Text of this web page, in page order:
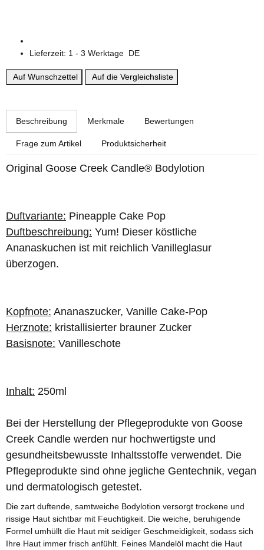
Lieferzeit: 1 - 3 Werktage DE
Auf Wunschzettel Auf die Vergleichsliste
Beschreibung Merkmale Bewertungen
Frage zum Artikel Produktsicherheit
Original Goose Creek Candle® Bodylotion
Duftvariante: Pineapple Cake Pop
Duftbeschreibung: Yum! Dieser köstliche
Ananaskuchen ist mit reichlich Vanilleglasur
überzogen.
Kopfnote: Ananaszucker, Vanille Cake-Pop
Herznote: kristallisierter brauner Zucker
Basisnote: Vanilleschote
Inhalt: 250ml
Bei der Herstellung der Pflegeprodukte von Goose
Creek Candle werden nur hochwertigste und
gesundheitsbewusste Inhaltsstoffe verwendet. Die
Pflegeprodukte sind ohne jegliche Gentechnik, vegan
und dermatologisch getestet.
Die zart duftende, samtweiche Bodylotion versorgt trockene und
rissige Haut sichtbar mit Feuchtigkeit. Die weiche, beruhigende
Formel umhüllt die Haut mit seidiger Geschmeidigkeit, sodass sich
Ihre Haut immer frisch anfühlt. Feines Mandelöl macht die Haut